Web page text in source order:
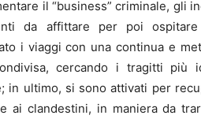
il “business” criminale, gli
da affittare per poi
i viaggi con una continua e
cercando i tragitti più
in ultimo, si sono attivati per
ai clandestini, in maniera da